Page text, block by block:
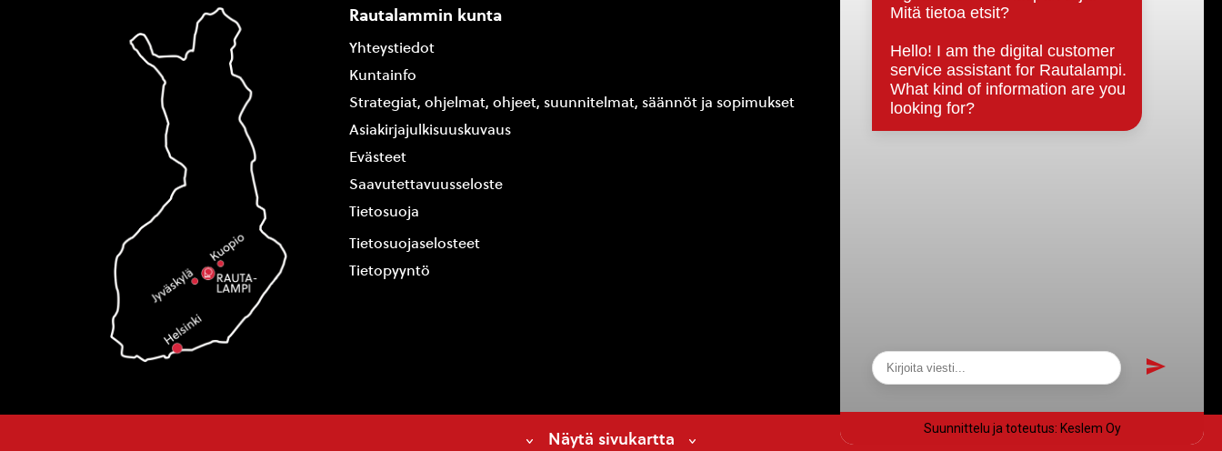
Rautalammin kunta
Yhteystiedot
Kuntainfo
Strategiat, ohjelmat, ohjeet, suunnitelmat, säännöt ja sopimukset
Asiakirjajulkisuuskuvaus
Evästeet
Saavutettavuusseloste
Tietosuoja
Tietosuojaselosteet
Tietopyyntö
Päätöksenteko ja lähidemokratia
Päätökset, esityslistat & pöytäkirjat
Hallinto
Kunnanhallitus
Kunnanvaltuusto
Näytä sivukartta